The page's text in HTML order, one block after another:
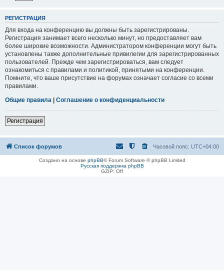
РЕГИСТРАЦИЯ
Для входа на конференцию вы должны быть зарегистрированы.
Регистрация занимает всего несколько минут, но предоставляет вам
более широкие возможности. Администратором конференции могут быть
установлены также дополнительные привилегии для зарегистрированных
пользователей. Прежде чем зарегистрироваться, вам следует
ознакомиться с правилами и политикой, принятыми на конференции.
Помните, что ваше присутствие на форумах означает согласие со всеми
правилами.
Общие правила | Соглашение о конфиденциальности
Регистрация
Список форумов Часовой пояс: UTC+04:00
Создано на основе phpBB® Forum Software © phpBB Limited
Русская поддержка phpBB
GZIP: Off